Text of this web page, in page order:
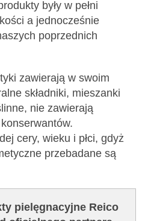
były w pełni
a jednocześnie
poprzednich
zawierają w swoim
składniki, mieszanki
nie zawierają
cery, wieku i płci, gdyż
przebadane są
pielęgnacyjne Reico